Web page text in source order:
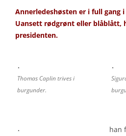
Annerledeshøsten er i full
Uansett rødgrønt eller blåblått,
presidenten.
Thomas Caplin trives i
burgunder.
han